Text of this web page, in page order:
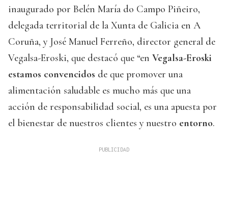
inaugurado por Belén María do Campo Piñeiro,
delegada territorial de la Xunta de Galicia en A
Coruña, y José Manuel Ferreño, director general de
Vegalsa-Eroski, que destacó que “en Vegalsa-Eroski
estamos convencidos de que promover una
alimentación saludable es mucho más que una
acción de responsabilidad social, es una apuesta por
el bienestar de nuestros clientes y nuestro entorno.